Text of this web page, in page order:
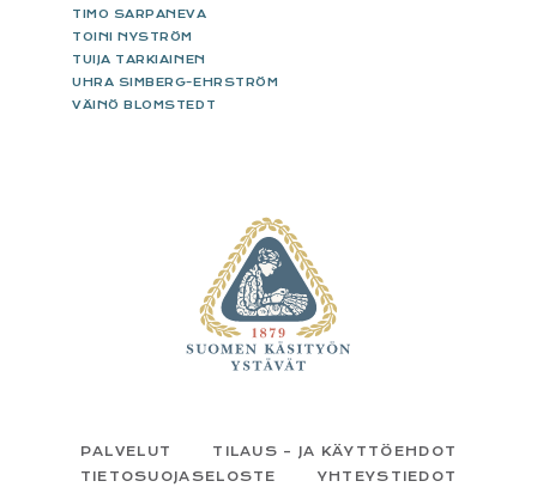
TIMO SARPANEVA
TOINI NYSTRÖM
TUIJA TARKIAINEN
UHRA SIMBERG-EHRSTRÖM
VÄINÖ BLOMSTEDT
PALVELUT
TILAUS – JA KÄYTTÖEHDOT
TIETOSUOJASELOSTE
YHTEYSTIEDOT